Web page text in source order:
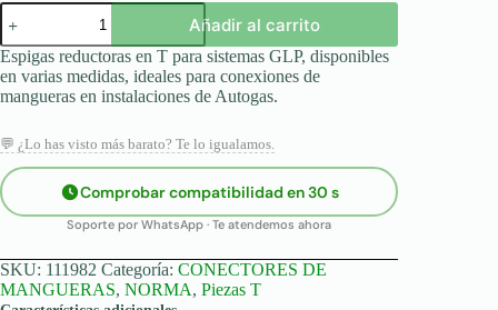
NORMA
Espigas
reductoras
en
T
cantidad
Añadir al carrito
Espigas reductoras en T para sistemas GLP, disponibles
en varias medidas, ideales para conexiones de
mangueras en instalaciones de Autogas.
💬 ¿Lo has visto más barato? Te lo igualamos.
Comprobar compatibilidad en 30 s
Soporte por WhatsApp · Te atendemos ahora
SKU: 111982 Categoría: CONECTORES DE
MANGUERAS, NORMA, Piezas T